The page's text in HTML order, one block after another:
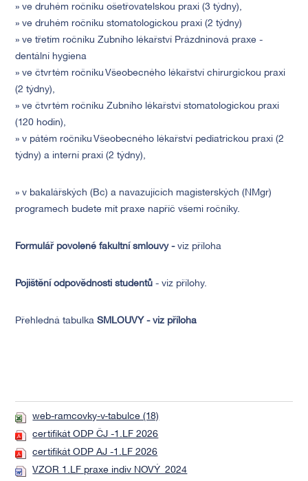
» ve druhém ročníku ošetřovatelskou praxi (3 týdny),
» ve druhém ročníku stomatologickou praxi (2 týdny)
» ve třetím ročníku Zubního lékařství Prázdninová praxe -
dentální hygiena
» ve čtvrtém ročníku Všeobecného lékařství chirurgickou praxi
(2 týdny),
» ve čtvrtém ročníku Zubního lékařství stomatologickou praxi
(120 hodin),
» v pátém ročníku Všeobecného lékařství pediatrickou praxi (2
týdny) a interní praxi (2 týdny),
» v bakalářských (Bc) a navazujících magisterských (NMgr)
programech budete mít praxe napříč všemi ročníky.
Formulář povolené fakultní smlouvy -viz příloha
Pojištění odpovědnosti studentů - viz přílohy.
Přehledná tabulkaSMLOUVY - viz příloha
web-ramcovky-v-tabulce (18)
certifikát ODP ČJ -1.LF 2026
certifikát ODP AJ -1.LF 2026
VZOR 1.LF praxe indiv NOVÝ_2024